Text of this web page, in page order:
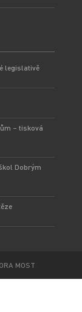
legislativě
– tisková
Dobrým
MOST